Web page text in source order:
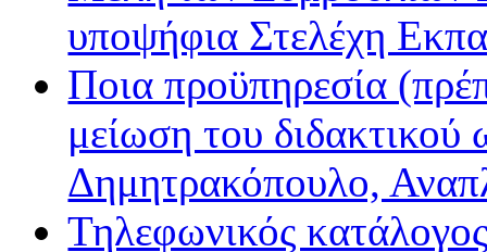
υποψήφια Στελέχη
Ποια προϋπηρεσία
μείωση του
Δημητρακόπουλο,
Τηλεφωνικός